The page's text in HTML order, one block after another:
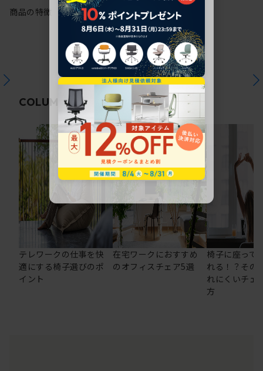
商品の特徴
COLUMN関連コラム
テレワークの仕事を快
適にする椅子選びのポ
イント
在宅ワークにおすすめ
のオフィスチェア5選
椅子に座って
れる！？その
れにくいチェ
方